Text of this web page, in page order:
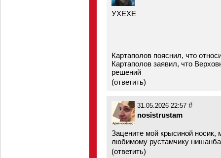
УХЕХЕ
Картаполов пояснил, что
Картаполов заявил, что
решений
(ответить)
31.05.2026 22:57 #
nosistrustam
Зацените мой крысиной носик,
любимому рустамчику
(ответить)